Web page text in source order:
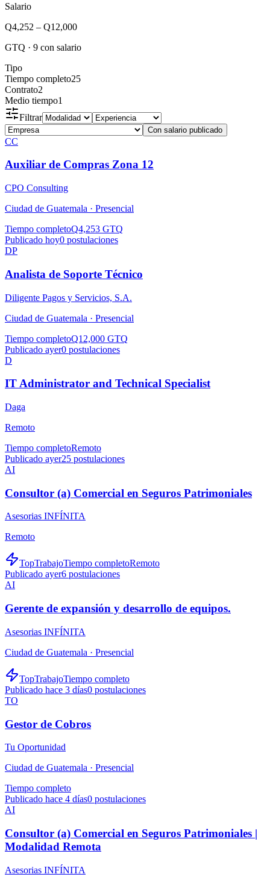
Salario
Q4,252 – Q12,000
GTQ · 9 con salario
Tipo
Tiempo completo25
Contrato2
Medio tiempo1
Filtrar
Con salario publicado
CC
Auxiliar de Compras Zona 12
CPO Consulting
Ciudad de Guatemala · Presencial
Tiempo completoQ4,253 GTQ
Publicado hoy0 postulaciones
DP
Analista de Soporte Técnico
Diligente Pagos y Servicios, S.A.
Ciudad de Guatemala · Presencial
Tiempo completoQ12,000 GTQ
Publicado ayer0 postulaciones
D
IT Administrator and Technical Specialist
Daga
Remoto
Tiempo completoRemoto
Publicado ayer25 postulaciones
AI
Consultor (a) Comercial en Seguros Patrimoniales
Asesorias INFÍNITA
Remoto
TopTrabajoTiempo completoRemoto
Publicado ayer6 postulaciones
AI
Gerente de expansión y desarrollo de equipos.
Asesorias INFÍNITA
Ciudad de Guatemala · Presencial
TopTrabajoTiempo completo
Publicado hace 3 días0 postulaciones
TO
Gestor de Cobros
Tu Oportunidad
Ciudad de Guatemala · Presencial
Tiempo completo
Publicado hace 4 días0 postulaciones
AI
Consultor (a) Comercial en Seguros Patrimoniales |
Modalidad Remota
Asesorias INFÍNITA